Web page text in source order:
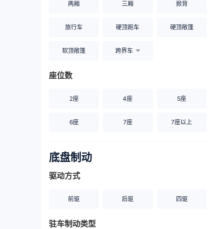
两厢 三厢 掀背
旅行车 硬顶跑车 硬顶敞篷
软顶敞篷 跨界车
座位数
2座 4座 5座
6座 7座 7座以上
底盘制动
驱动方式
前驱 后驱 四驱
驻车制动类型